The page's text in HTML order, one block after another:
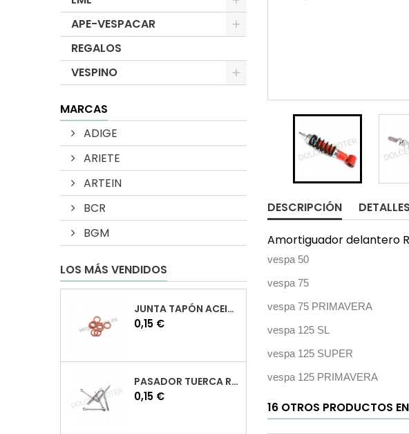
APE-VESPACAR
REGALOS
VESPINO
MARCAS
ADIGE
ARIETE
ARTEIN
BCR
BGM
LOS MÁS VENDIDOS
JUNTA TAPÓN ACEITE VESPA
Precio
0,15 €
PASADOR TUERCA RUEDA VESPA
Precio
0,15 €
DESCRIPCIÓN
Amortiguador delantero
vespa 50
vespa 75
vespa 75 PRIMAVERA
vespa 125 SL
vespa 125 SUPER
vespa 125 PRIMAVERA
16 OTROS PRODUCTOS